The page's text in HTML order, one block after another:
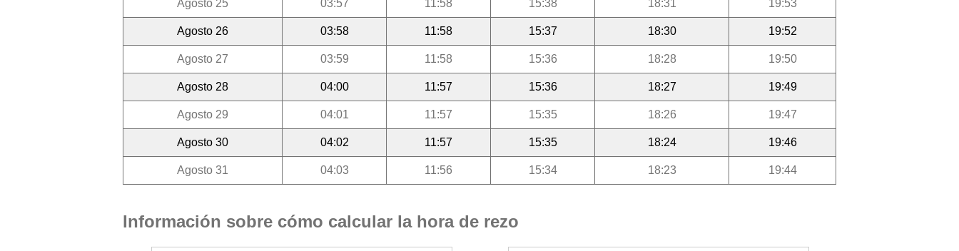
Agosto 25 03:57 11:58 15:38 18:31 19:53
Agosto 26 03:58 11:58 15:37 18:30 19:52
Agosto 27 03:59 11:58 15:36 18:28 19:50
Agosto 28 04:00 11:57 15:36 18:27 19:49
Agosto 29 04:01 11:57 15:35 18:26 19:47
Agosto 30 04:02 11:57 15:35 18:24 19:46
Agosto 31 04:03 11:56 15:34 18:23 19:44
Información sobre cómo calcular la hora de rezo